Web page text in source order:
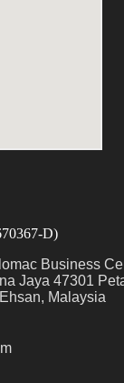
D)
Business
Jaya 47301
Malaysia